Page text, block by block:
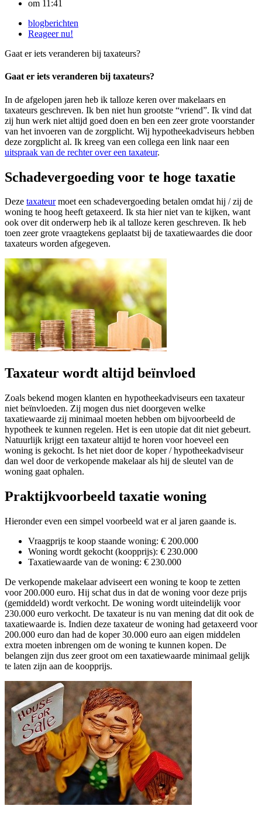
om 11:41
blogberichten
Reageer nu!
Gaat er iets veranderen bij taxateurs?
Gaat er iets veranderen bij taxateurs?
In de afgelopen jaren heb ik talloze keren over makelaars en
taxateurs geschreven. Ik ben niet hun grootste “vriend”. Ik vind dat
zij hun werk niet altijd goed doen en ben een zeer grote voorstander
van het invoeren van de zorgplicht. Wij hypotheekadviseurs hebben
deze zorgplicht al. Ik kreeg van een collega een link naar een
uitspraak van de rechter over een taxateur.
Schadevergoeding voor te hoge taxatie
Deze taxateurmoet een schadevergoeding betalen omdat hij / zij de
woning te hoog heeft getaxeerd. Ik sta hier niet van te kijken, want
ook over dit onderwerp heb ik al talloze keren geschreven. Ik heb
toen zeer grote vraagtekens geplaatst bij de taxatiewaardes die door
taxateurs worden afgegeven.
Taxateur wordt altijd beïnvloed
Zoals bekend mogen klanten en hypotheekadviseurs een taxateur
niet beïnvloeden. Zij mogen dus niet doorgeven welke
taxatiewaarde zij minimaal moeten hebben om bijvoorbeeld de
hypotheek te kunnen regelen. Het is een utopie dat dit niet gebeurt.
Natuurlijk krijgt een taxateur altijd te horen voor hoeveel een
woning is gekocht. Is het niet door de koper / hypotheekadviseur
dan wel door de verkopende makelaar als hij de sleutel van de
woning gaat ophalen.
Praktijkvoorbeeld taxatie woning
Hieronder even een simpel voorbeeld wat er al jaren gaande is.
Vraagprijs te koop staande woning: € 200.000
Woning wordt gekocht (koopprijs): € 230.000
Taxatiewaarde van de woning: € 230.000
De verkopende makelaar adviseert een woning te koop te zetten
voor 200.000 euro. Hij schat dus in dat de woning voor deze prijs
(gemiddeld) wordt verkocht. De woning wordt uiteindelijk voor
230.000 euro verkocht. De taxateur is nu van mening dat dit ook de
taxatiewaarde is. Indien deze taxateur de woning had getaxeerd voor
200.000 euro dan had de koper 30.000 euro aan eigen middelen
extra moeten inbrengen om de woning te kunnen kopen. De
belangen zijn dus zeer groot om een taxatiewaarde minimaal gelijk
te laten zijn aan de koopprijs.